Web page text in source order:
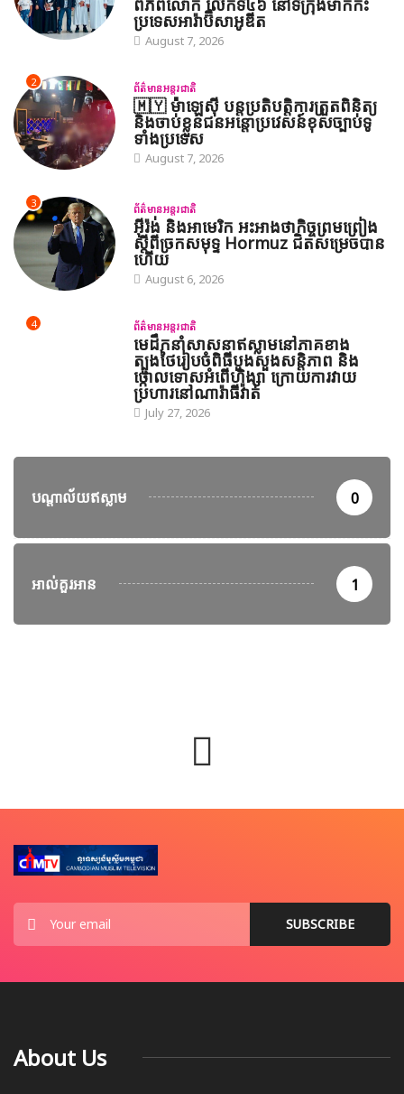
ពិភពលោក លើកទី៤៦ នៅទីក្រុងម៉ាក់កះ
ប្រទេសអារ៉ាប៊ីសាអូឌីត
August 7, 2026
2 ព័ត៌មានអន្តរជាតិ
🇲🇾 ម៉ាឡេស៊ី បន្តប្រតិបត្តិការត្រួតពិនិត្យ
និងចាប់ខ្លួនជនអន្តោប្រវេសន៍ខុសច្បាប់ទូ
ទាំងប្រទេស
August 7, 2026
3 ព័ត៌មានអន្តរជាតិ
អ៊ីរ៉ង់ និងអាមេរិក អះអាងថាកិច្ចព្រមព្រៀង
ស្តីពីច្រកសមុទ្ទ Hormuz ជិតសម្រេចបាន
ហើយ
August 6, 2026
4 ព័ត៌មានអន្តរជាតិ
មេដឹកនាំសាសនាឥស្លាមនៅភាគខាង
ត្បូងថៃរៀបចំពិធីបួងសួងសន្តិភាព និង
ថ្កោលទោសអំពើហិង្សា ក្រោយការវាយ
ប្រហារនៅណារ៉ាធីវ៉ាត់
July 27, 2026
បណ្តាល័យឥស្លាម 0
អាល់គួរអាន 1
About Us